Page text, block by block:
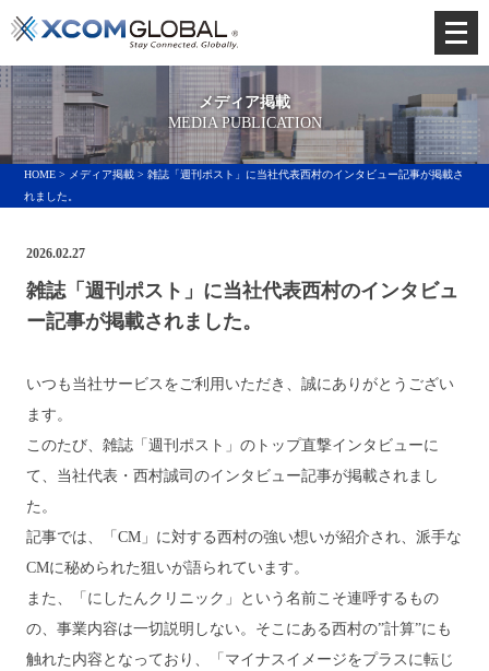
メ
ニ
ー
を
開
く
メディア掲載
MEDIA PUBLICATION
HOME > メディア掲載 > 雑誌「週刊ポスト」に当社代表西村のインタビュー記事が掲載さ
れました。
2026.02.27
雑誌「週刊ポスト」に当社代表西村のインタビュ
ー記事が掲載されました。
いつも当社サービスをご利用いただき、誠にありがとうござい
ます。
このたび、雑誌「週刊ポスト」 のトップ直撃インタビューに
て、 当社代表・西村誠司のインタビュー記事が掲載されまし
た。
記事では、
「CM」に対する西村の強い想いが紹介され、 派手な
CMに秘められた狙いが語られています。
また、「にしたんクリニック」という名前こそ連呼するもの
の、事業内容は一切説明しない。そこにある西村の”計算”にも
触れた内容となっており、「マイナスイメージをプラスに転じ